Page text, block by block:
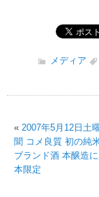
メディア
« 2007年5月12日土
聞 コメ良質 初の純
ブランド酒 本醸造
本限定